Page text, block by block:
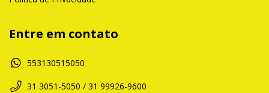
Entre em contato
553130515050
31 3051-5050 / 31 99926-9600